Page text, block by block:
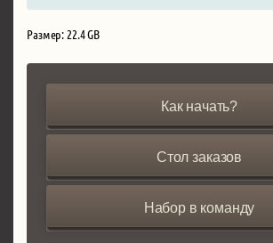
Размер: 22.4 GB
Как начать?
Стол заказов
Набор в команду